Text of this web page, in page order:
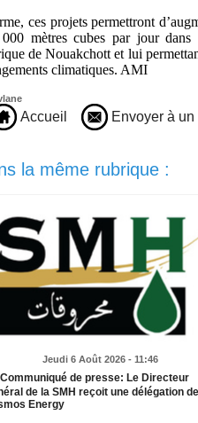
ces projets permettront
mètres cubes par jour dans
de Nouakchott et lui
climatiques. AMI
Accueil Envoyer à un
la même rubrique :
Jeudi 6 Août 2026 - 11:46
Communiqué de presse: Le Directeur
de la SMH reçoit une délégation de
Energy